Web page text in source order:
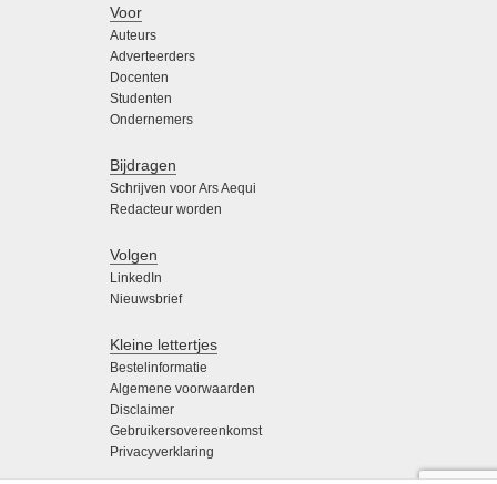
Voor
Auteurs
Adverteerders
Docenten
Studenten
Ondernemers
Bijdragen
Schrijven voor Ars Aequi
Redacteur worden
Volgen
LinkedIn
Nieuwsbrief
Kleine lettertjes
Bestelinformatie
Algemene voorwaarden
Disclaimer
Gebruikersovereenkomst
Privacyverklaring